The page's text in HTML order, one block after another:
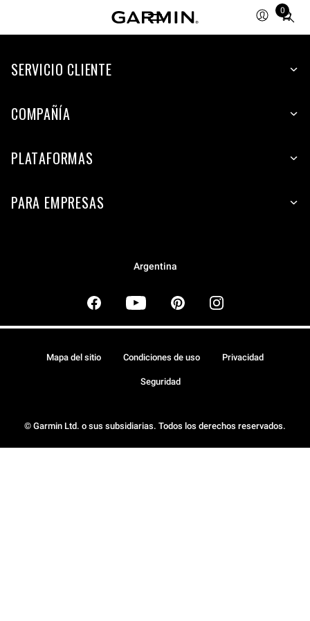
0
Total
items
cart:
SERVICIO CLIENTE
COMPAÑÍA
PLATAFORMAS
PARA EMPRESAS
Argentina
© Garmin Ltd. o sus subsidiarias. Todos los derechos reservados.
Mapa del sitio Condiciones de uso Privacidad
Seguridad